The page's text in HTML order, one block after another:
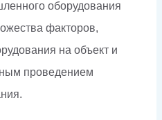
оборудования
факторов,
на объект и
проведением